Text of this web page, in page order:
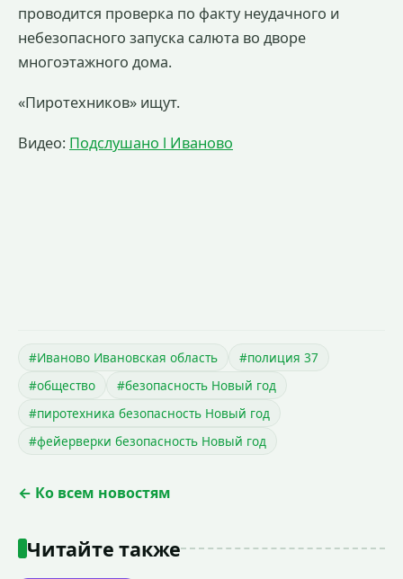
проводится проверка по факту неудачного и
небезопасного запуска салюта во дворе
многоэтажного дома.
«Пиротехников» ищут.
Видео: Подслушано l Иваново
#Иваново Ивановская область
#полиция 37
#общество
#безопасность Новый год
#пиротехника безопасность Новый год
#фейерверки безопасность Новый год
← Ко всем новостям
Читайте также